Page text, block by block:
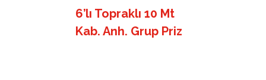
6’lı Topraklı 10 Mt
Kab. Anh. Grup Priz